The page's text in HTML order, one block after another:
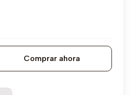
Comprar ahora